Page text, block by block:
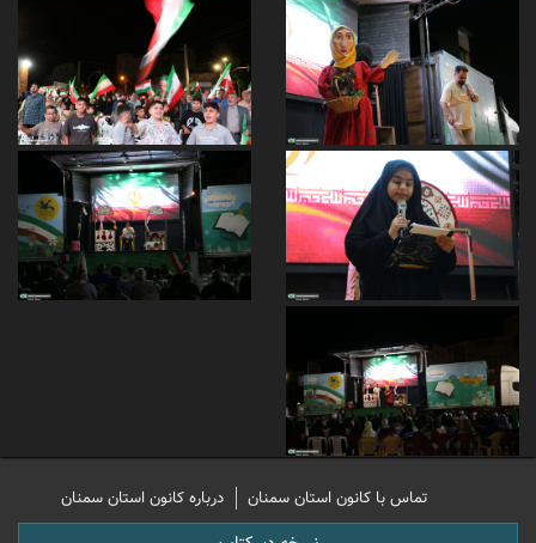
تماس با کانون استان سمنان درباره کانون استان سمنان